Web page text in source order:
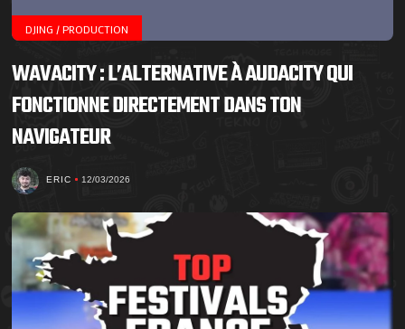
DJING / PRODUCTION
WAVACITY : L’ALTERNATIVE À AUDACITY QUI
FONCTIONNE DIRECTEMENT DANS TON
NAVIGATEUR
ERIC 12/03/2026